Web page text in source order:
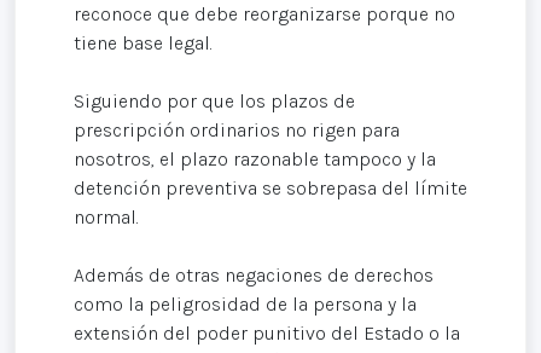
reconoce que debe reorganizarse porque no
tiene base legal.
Siguiendo por que los plazos de
prescripción ordinarios no rigen para
nosotros, el plazo razonable tampoco y la
detención preventiva se sobrepasa del límite
normal.
Además de otras negaciones de derechos
como la peligrosidad de la persona y la
extensión del poder punitivo del Estado o la